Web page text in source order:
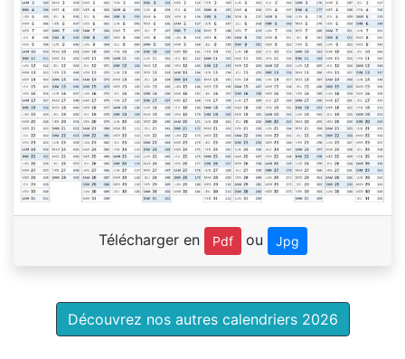
Télécharger en Pdf ou Jpg
Découvrez nos autres calendriers 2026